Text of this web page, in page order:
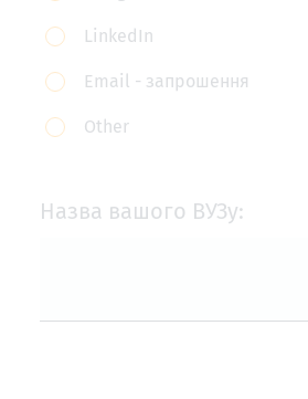
LinkedIn
Email - запрошення
Other
Назва вашого ВУЗу: